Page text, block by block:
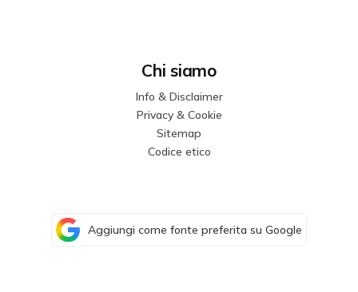
Chi siamo
Info & Disclaimer
Privacy & Cookie
Sitemap
Codice etico
Aggiungi come fonte preferita su Google